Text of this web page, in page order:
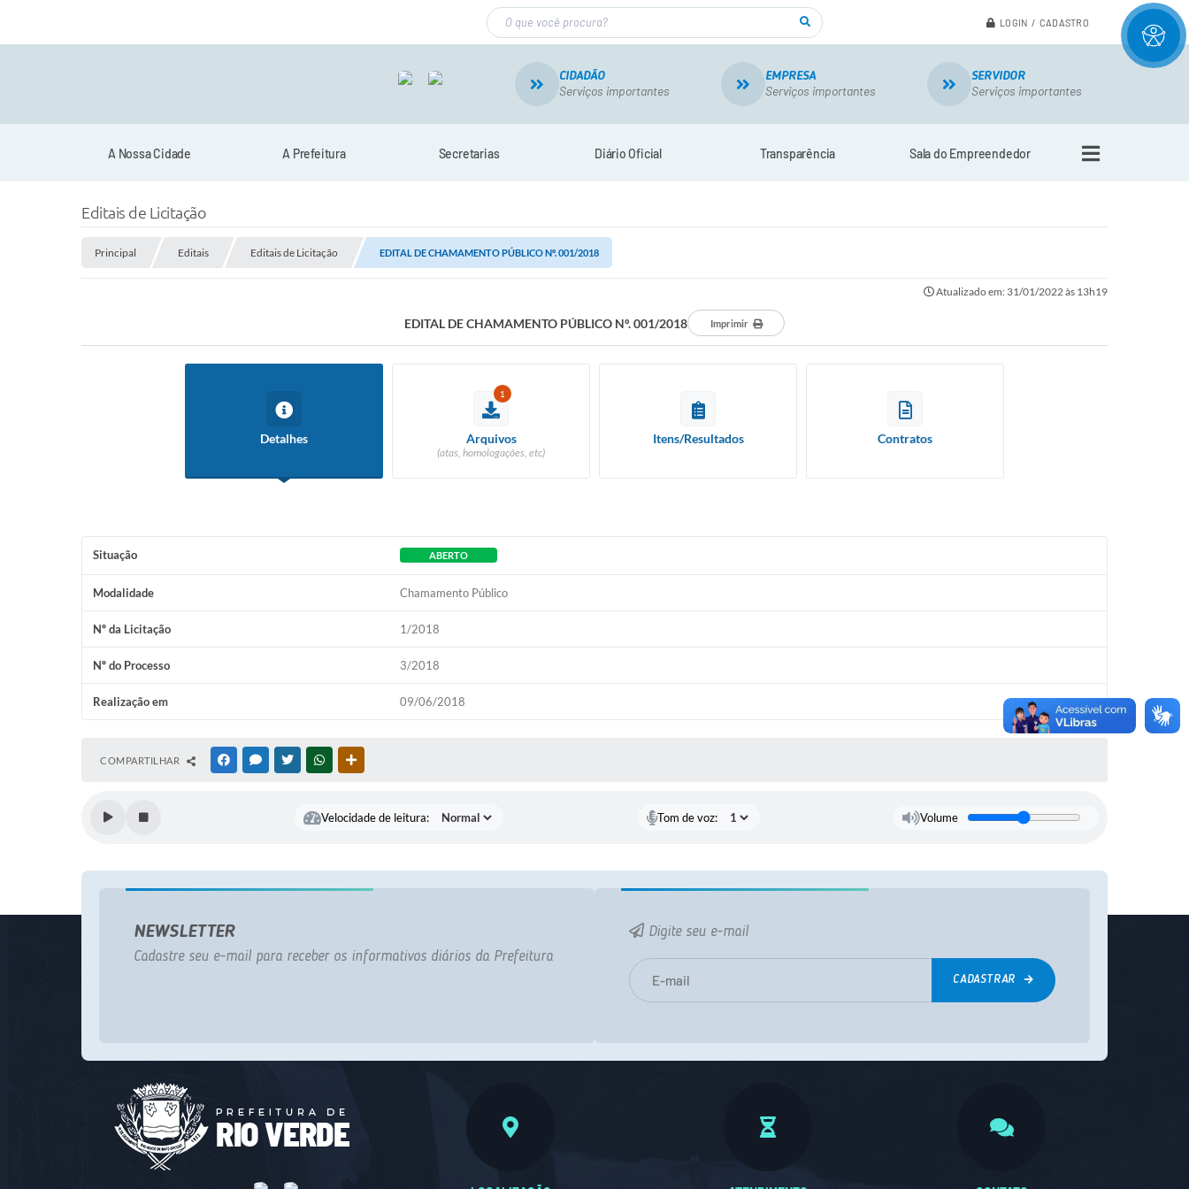
LOGIN / CADASTRO
CIDADÃO
Serviços importantes
EMPRESA
Serviços importantes
SERVIDOR
Serviços importantes
A Nossa Cidade A Prefeitura Secretarias Diário Oficial Transparência Sala do Empreendedor
Editais de Licitação
Principal Editais Editais de Licitação EDITAL DE CHAMAMENTO PÚBLICO Nº. 001/2018
Atualizado em: 31/01/2022 às 13h19
EDITAL DE CHAMAMENTO PÚBLICO Nº. 001/2018 Imprimir
Detalhes
1
Arquivos
(atas, homologações, etc)
Itens/Resultados Contratos
Situação ABERTO
Modalidade Chamamento Público
Nº da Licitação 1/2018
Nº do Processo 3/2018
Realização em 09/06/2018
COMPARTILHAR FACEBOOKMESSENGER
TWITTERWHATSAPP
Velocidade de leitura: Tom de voz: Volume
NEWSLETTER
Cadastre seu e-mail para receber os informativos diários da Prefeitura
Digite seu e-mail
CADASTRAR